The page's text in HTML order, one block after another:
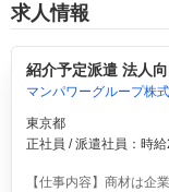
求人情報
紹介予定派遣 法人
マンパワーグループ株
東京都
正社員 / 派遣社員：時
【仕事内容】商材は企